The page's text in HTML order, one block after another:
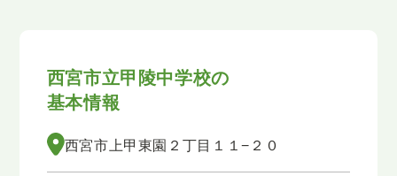
西宮市立甲陵中学校の
基本情報
西宮市上甲東園２丁目１１−２０